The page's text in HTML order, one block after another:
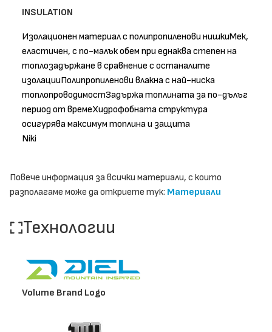
INSULATION
Изолационен материал с полипропиленови нишкиМек,
еластичен, с по-малък обем при еднаква степен на
топлозадържане в сравнение с останалите
изолацииПолипропиленови влакна с най-ниска
топлопроводимостЗадържа топлината за по-дълъг
период от времеХидрофобната структура
осигурява максимум топлина и защита
Niki
Повече информация за всички материали, с които
разполагаме може да откриете тук: Материали
Технологии
Volume Brand Logo